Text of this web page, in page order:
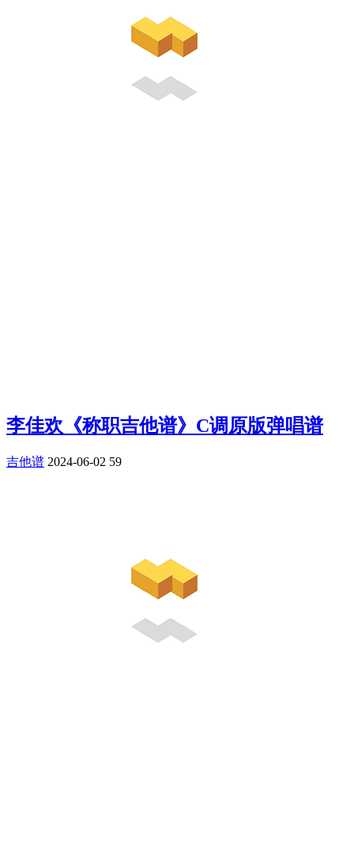
李佳欢《称职吉他谱》C调原版弹唱谱
吉他谱 2024-06-02 59